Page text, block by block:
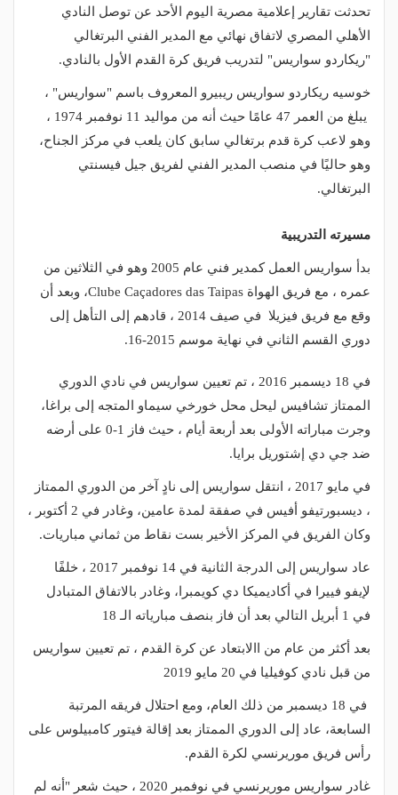
تحدثت تقارير إعلامية مصرية اليوم الأحد عن توصل النادي
الأهلي المصري لاتفاق نهائي مع المدير الفني البرتغالي
"ريكاردو سواريس" لتدريب فريق كرة القدم الأول بالنادي.
خوسيه ريكاردو سواريس ريبيرو المعروف باسم "سواريس" ،
يبلغ من العمر 47 عامًا حيث أنه من مواليد 11 نوفمبر 1974 ،
وهو لاعب كرة قدم برتغالي سابق كان يلعب في مركز الجناح،
وهو حاليًا في منصب المدير الفني لفريق جيل فيسنتي
البرتغالي.
مسيرته التدريبية
بدأ سواريس العمل كمدير فني عام 2005 وهو في الثلاثين من
عمره ، مع فريق الهواة Clube Caçadores das Taipas، وبعد أن
وقع مع فريق فيزيلا في صيف 2014 ، قادهم إلى التأهل إلى
دوري القسم الثاني في نهاية موسم 2015-16.
في 18 ديسمبر 2016 ، تم تعيين سواريس في نادي الدوري
الممتاز تشافيس ليحل محل خورخي سيماو المتجه إلى براغا،
وجرت مباراته الأولى بعد أربعة أيام ، حيث فاز 1-0 على أرضه
ضد جي دي إشتوريل برايا.
في مايو 2017 ، انتقل سواريس إلى نادٍ آخر من الدوري الممتاز
، ديسبورتيفو أفيس في صفقة لمدة عامين، وغادر في 2 أكتوبر ،
وكان الفريق في المركز الأخير بست نقاط من ثماني مباريات.
عاد سواريس إلى الدرجة الثانية في 14 نوفمبر 2017 ، خلفًا
لإيفو فييرا في أكاديميكا دي كويمبرا، وغادر بالاتفاق المتبادل
في 1 أبريل التالي بعد أن فاز بنصف مبارياته الـ 18
بعد أكثر من عام من االابتعاد عن كرة القدم ، تم تعيين سواريس
من قبل نادي كوفيليا في 20 مايو 2019
في 18 ديسمبر من ذلك العام، ومع احتلال فريقه المرتبة
السابعة، عاد إلى الدوري الممتاز بعد إقالة فيتور كامبيلوس على
رأس فريق موريرنسي لكرة القدم.
غادر سواريس موريرنسي في نوفمبر 2020 ، حيث شعر "أنه لم